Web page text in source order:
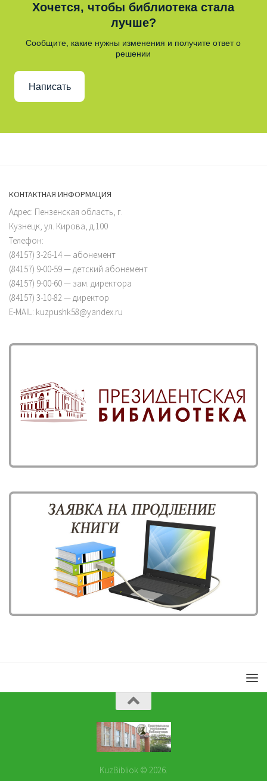
Хочется, чтобы библиотека стала
лучше?
Сообщите, какие нужны изменения и получите ответ о
решении
Написать
КОНТАКТНАЯ ИНФОРМАЦИЯ
Адрес: Пензенская область, г.
Кузнецк, ул. Кирова, д.100
Телефон:
(84157) 3-26-14 — абонемент
(84157) 9-00-59 — детский абонемент
(84157) 9-00-60 — зам. директора
(84157) 3-10-82 — директор
E-MAIL: kuzpushk58@yandex.ru
KuzBibliok © 2026.